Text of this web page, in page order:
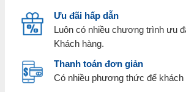
Ưu đãi hấp dẫn
Luôn có nhiều chương trình ưu
Khách hàng.
Thanh toán đơn giản
Có nhiều phương thức để khách